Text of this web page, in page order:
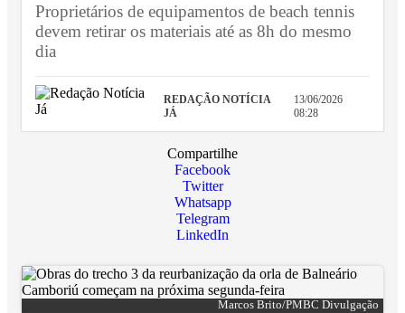
Proprietários de equipamentos de beach tennis
devem retirar os materiais até as 8h do mesmo
dia
REDAÇÃO NOTÍCIA
JÁ
13/06/2026
08:28
Compartilhe
Facebook
Twitter
Whatsapp
Telegram
LinkedIn
Marcos Brito/PMBC Divulgação